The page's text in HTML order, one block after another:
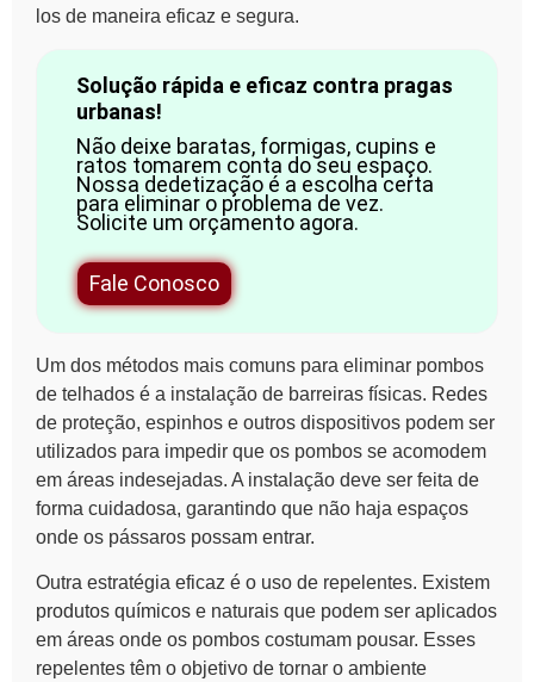
los de maneira eficaz e segura.
Solução rápida e eficaz contra pragas
urbanas!
Não deixe baratas, formigas, cupins e
ratos tomarem conta do seu espaço.
Nossa dedetização é a escolha certa
para eliminar o problema de vez.
Solicite um orçamento agora.
Fale Conosco
Um dos métodos mais comuns para eliminar pombos
de telhados é a instalação de barreiras físicas. Redes
de proteção, espinhos e outros dispositivos podem ser
utilizados para impedir que os pombos se acomodem
em áreas indesejadas. A instalação deve ser feita de
forma cuidadosa, garantindo que não haja espaços
onde os pássaros possam entrar.
Outra estratégia eficaz é o uso de repelentes. Existem
produtos químicos e naturais que podem ser aplicados
em áreas onde os pombos costumam pousar. Esses
repelentes têm o objetivo de tornar o ambiente